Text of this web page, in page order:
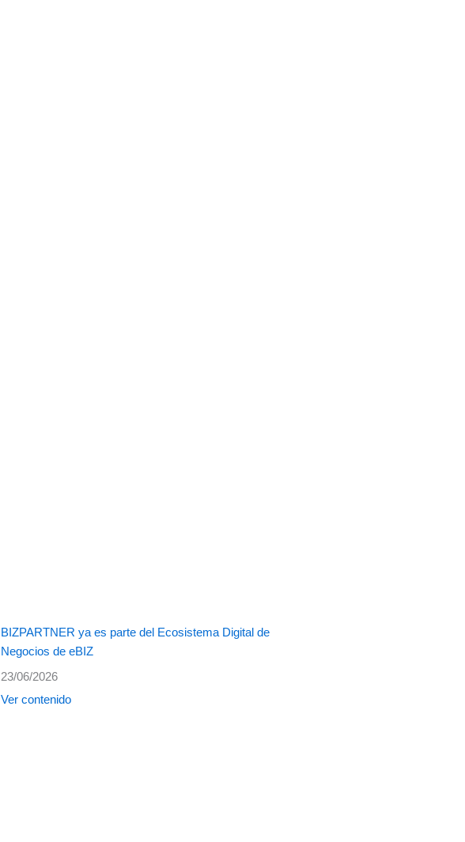
BIZPARTNER ya es parte del Ecosistema Digital de
Negocios de eBIZ
23/06/2026
Ver contenido